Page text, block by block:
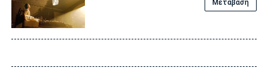
Μετάβαση